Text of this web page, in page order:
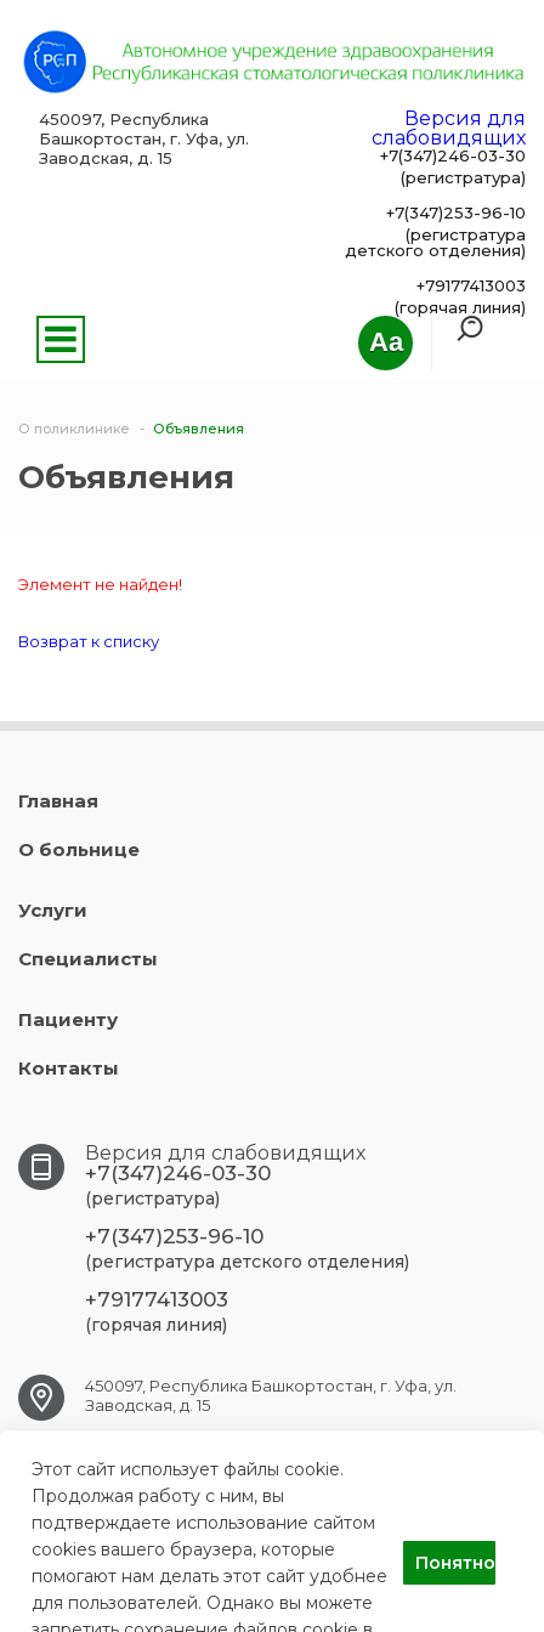
Aa
450097, Республика
Башкортостан, г. Уфа, ул.
Заводская, д. 15
Версия для
слабовидящих
+7(347)246-03-30
(регистратура)
+7(347)253-96-10
(регистратура
детского отделения)
+79177413003
(горячая линия)
О поликлинике Объявления
Объявления
Элемент не найден!
Возврат к списку
Главная
О больнице
Услуги
Специалисты
Пациенту
Контакты
Версия для слабовидящих
+7(347)246-03-30
(регистратура)
+7(347)253-96-10
(регистратура детского отделения)
+79177413003
(горячая линия)
450097, Республика Башкортостан, г. Уфа, ул.
Заводская, д. 15
UFA.RSP@doctorrb.ru
АУЗ Республиканская стоматологическая поликлиника
Этот сайт использует файлы cookie.
Продолжая работу с ним, вы
подтверждаете использование сайтом
cookies вашего браузера, которые
помогают нам делать этот сайт удобнее
для пользователей. Однако вы можете
Понятно